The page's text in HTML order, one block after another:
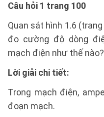
Câu hỏi 1 trang 100
Quan sát hình 1.6
đo cường độ dòng
mạch điện như thế nào?
Lời giải chi tiết:
Trong mạch điện,
đoạn mạch.